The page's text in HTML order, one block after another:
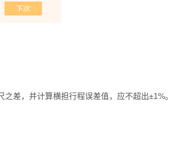
差，并计算横担行程误差值，应不超出±1%。